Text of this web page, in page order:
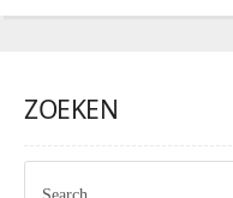
ZOEKEN